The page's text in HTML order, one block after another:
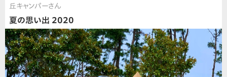
丘キャンパーさん
夏の思い出 2020